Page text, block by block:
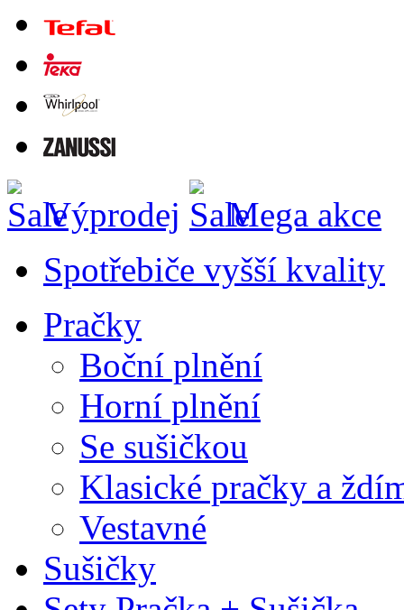
Výprodej
Mega akce
Spotřebiče vyšší kvality
Pračky
Boční plnění
Horní plnění
Se sušičkou
Klasické pračky a
Vestavné
Sušičky